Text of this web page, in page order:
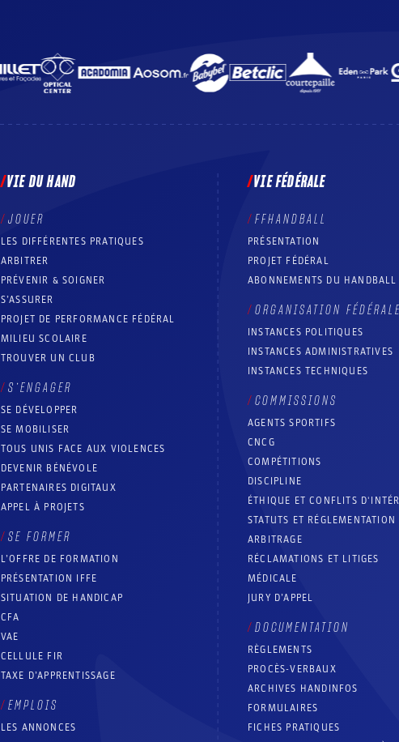
VIE DU HAND
JOUER
LES DIFFÉRENTES PRATIQUES
ARBITRER
PRÉVENIR & SOIGNER
S’ASSURER
PROJET DE PERFORMANCE FÉDÉRAL
MILIEU SCOLAIRE
TROUVER UN CLUB
S’ENGAGER
SE DÉVELOPPER
SE MOBILISER
TOUS UNIS FACE AUX VIOLENCES
DEVENIR BÉNÉVOLE
PARTENAIRES DIGITAUX
APPEL À PROJETS
SE FORMER
L’OFFRE DE FORMATION
PRÉSENTATION IFFE
SITUATION DE HANDICAP
CFA
VAE
CELLULE FIR
TAXE D’APPRENTISSAGE
EMPLOIS
LES ANNONCES
VIE FÉDÉRALE
FFHANDBALL
PRÉSENTATION
PROJET FÉDÉRAL
ABONNEMENTS DU HANDBALL
ORGANISATION FÉDÉRALE
INSTANCES POLITIQUES
INSTANCES ADMINISTRATIVES
INSTANCES TECHNIQUES
COMMISSIONS
AGENTS SPORTIFS
CNCG
COMPÉTITIONS
DISCIPLINE
ÉTHIQUE ET CONFLITS
STATUTS ET RÉGLEMENTATION
ARBITRAGE
RÉCLAMATIONS ET LITIGES
MÉDICALE
JURY D’APPEL
DOCUMENTATION
RÈGLEMENTS
PROCÈS-VERBAUX
ARCHIVES HANDINFOS
FORMULAIRES
FICHES PRATIQUES